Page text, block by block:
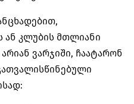
ან კლუბის მთლიანი
ვარჯიში, ჩაატარონ